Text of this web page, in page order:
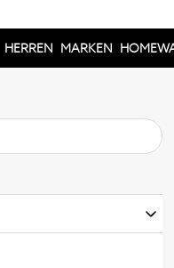
HERREN MARKEN